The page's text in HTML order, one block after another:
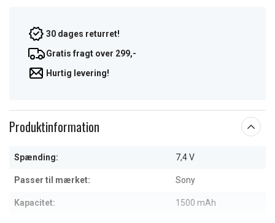
30 dages returret!
Gratis fragt over 299,-
Hurtig levering!
Produktinformation
Spænding: 7,4 V
Passer til mærket: Sony
Kapacitet: 1500 mAh